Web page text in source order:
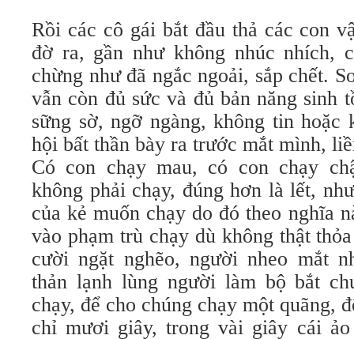
Rồi các cô gái bắt đầu thả các con
đờ ra, gần như không nhúc nhích,
chừng như đã ngắc ngoải, sắp chết.
vẫn còn đủ sức và đủ bản năng sinh
sững sờ, ngỡ ngàng, không tin hoặc
hội bất thần bày ra trước mắt mình,
Có con chạy mau, có con chạy
không phải chạy, đúng hơn là lết,
của kẻ muốn chạy do đó theo nghĩa
vào phạm trù chạy dù không thật
cười ngặt nghẽo, người nheo mắt
thản lạnh lùng người làm bộ bắt
chạy, để cho chúng chạy một quãng,
chỉ mươi giây, trong vài giây cái